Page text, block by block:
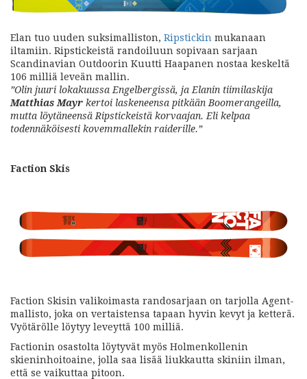
Elan tuo uuden suksimalliston, Ripstickin mukanaan
iltamiin. Ripstickeistä randoiluun sopivaan sarjaan
Scandinavian Outdoorin Kuutti Haapanen nostaa keskeltä
106 milliä leveän mallin.
”Olin juuri lokakuussa Engelbergissä, ja Elanin tiimilaskija
Matthias Mayr kertoi laskeneensa pitkään Boomerangeilla,
mutta löytäneensä Ripstickeistä korvaajan. Eli kelpaa
todennäköisesti kovemmallekin raiderille.”
Faction Skis
Faction Skisin valikoimasta randosarjaan on tarjolla Agent-
mallisto, joka on vertaistensa tapaan hyvin kevyt ja ketterä.
Vyötärölle löytyy leveyttä 100 milliä.
Factionin osastolta löytyvät myös Holmenkollenin
skieninhoitoaine, jolla saa lisää liukkautta skiniin ilman,
että se vaikuttaa pitoon.